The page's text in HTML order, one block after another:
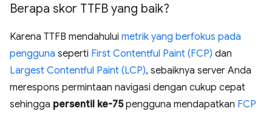
Berapa skor TTFB yang baik?
Karena TTFB mendahului metrik yang berfokus pada
pengguna seperti First Contentful Paint (FCP) dan
Largest Contentful Paint (LCP), sebaiknya server Anda
merespons permintaan navigasi dengan cukup cepat
sehingga persentil ke-75pengguna mendapatkan FCP